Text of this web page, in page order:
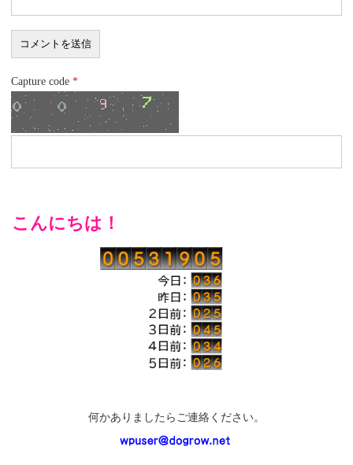
Capture code *
こんにちは！
何かありましたらご連絡ください。